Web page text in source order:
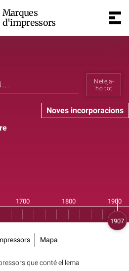
Marques
d'impressors
Neteja-
ho tot
Noves incorporacions
que conté el lema
Mapa